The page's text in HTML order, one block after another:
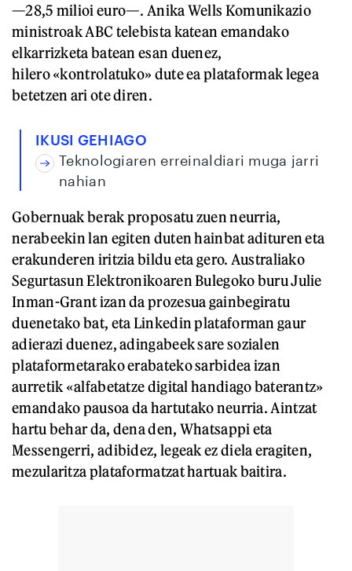
—28,5 milioi euro—. Anika Wells Komunikazio
ministroak ABC telebista katean emandako
elkarrizketa batean esan duenez,
hilero «kontrolatuko» dute ea plataformak legea
betetzen ari ote diren.
IKUSI GEHIAGO
Teknologiaren erreinaldiari muga jarri
nahian
Gobernuak berak proposatu zuen neurria,
nerabeekin lan egiten duten hainbat adituren eta
erakunderen iritzia bildu eta gero. Australiako
Segurtasun Elektronikoaren Bulegoko buru Julie
Inman-Grant izan da prozesua gainbegiratu
duenetako bat, eta Linkedin plataforman gaur
adierazi duenez, adingabeek sare sozialen
plataformetarako erabateko sarbidea izan
aurretik «alfabetatze digital handiago baterantz»
emandako pausoa da hartutako neurria. Aintzat
hartu behar da, dena den, Whatsappi eta
Messengerri, adibidez, legeak ez diela eragiten,
mezularitza plataformatzat hartuak baitira.